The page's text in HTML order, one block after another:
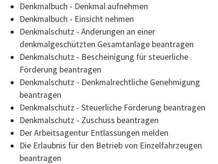
Denkmalbuch - Denkmal aufnehmen
Denkmalbuch - Einsicht nehmen
Denkmalschutz - Änderungen an einer
denkmalgeschützten Gesamtanlage beantragen
Denkmalschutz - Bescheinigung für steuerliche
Förderung beantragen
Denkmalschutz - Denkmalrechtliche Genehmigung
beantragen
Denkmalschutz - Steuerliche Förderung beantragen
Denkmalschutz - Zuschuss beantragen
Der Arbeitsagentur Entlassungen melden
Die Erlaubnis für den Betrieb von Einzelfahrzeugen
beantragen